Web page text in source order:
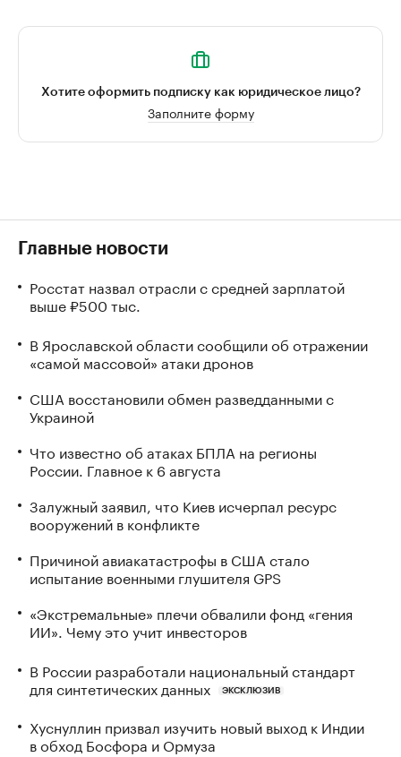
Хотите оформить подписку как юридическое лицо?
Заполните форму
Главные новости
Росстат назвал отрасли с средней зарплатой
выше ₽500 тыс.
В Ярославской области сообщили об отражении
«самой массовой» атаки дронов
США восстановили обмен разведданными с
Украиной
Что известно об атаках БПЛА на регионы
России. Главное к 6 августа
Залужный заявил, что Киев исчерпал ресурс
вооружений в конфликте
Причиной авиакатастрофы в США стало
испытание военными глушителя GPS
«Экстремальные» плечи обвалили фонд «гения
ИИ». Чему это учит инвесторов
В России разработали национальный стандарт
для синтетических данных
ЭКСКЛЮЗИВ
Хуснуллин призвал изучить новый выход к Индии
в обход Босфора и Ормуза